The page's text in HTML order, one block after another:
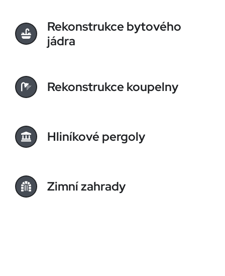
Rekonstrukce bytového
jádra
Rekonstrukce koupelny
Hliníkové pergoly
Zimní zahrady